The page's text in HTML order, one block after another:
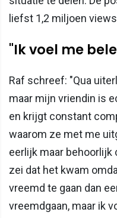
liefst 1,2 miljoen
"Ik voel me
Raf schreef: "Qua
maar mijn vriendin is
en krijgt constant
waarom ze met me
eerlijk maar
zei dat het kwam
vreemd te gaan dan
vreemdgaan, maar ik